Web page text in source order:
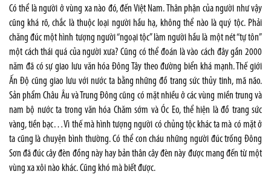
Có thể là người ở vùng xa nào đó, đến Việt Nam. Thân phận của người như vậy
cũng khá rõ, chắc là thuộc loại người hầu hạ, không thể nào là quý tộc. Phải
chăng đúc một hình tượng người “ngoại tộc” làm người hầu là một nét “tự tôn”
một cách thái quá của người xưa? Cũng có thể đoán là vào cách đây gần 2000
năm đã có sự giao lưu văn hóa Đông Tây theo đường biển khá mạnh. Thế giới
Ấn Độ cũng giao lưu với nước ta bằng những đồ trang sức thủy tinh, mã não.
Sản phẩm Châu Âu và Trung Đông cũng có mặt nhiều ở các vùng miền trung và
nam bộ nước ta trong văn hóa Chăm sớm và Óc Eo, thể hiện là đồ trang sức
vàng, tiền bạc…Vì thế mà hình tượng người có chủng tộc khác ta mà có mặt ở
ta cũng là chuyện bình thường. Có thể con cháu những người đúc trống Đông
Sơn đã đúc cây đèn đồng này hay bản thân cây đèn này được mang đến từ một
vùng xa xôi nào khác. Cũng khó mà biết được.